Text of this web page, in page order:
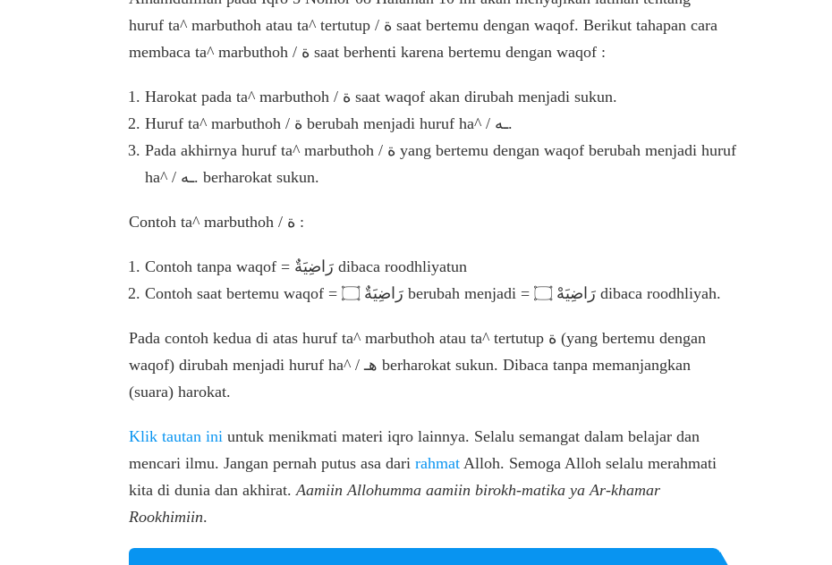
huruf ta^ marbuthoh atau ta^ tertutup / ة saat bertemu dengan waqof. Berikut tahapan cara
membaca ta^ marbuthoh / ة saat berhenti karena bertemu dengan waqof :
Harokat pada ta^ marbuthoh / ة saat waqof akan dirubah menjadi sukun.
Huruf ta^ marbuthoh / ة berubah menjadi huruf ha^ / ـه.
Pada akhirnya huruf ta^ marbuthoh / ة yang bertemu dengan waqof berubah menjadi huruf
ha^ / ـه. berharokat sukun.
Contoh ta^ marbuthoh / ة :
Contoh tanpa waqof = رَاضِيَةٌ dibaca roodhliyatun
Contoh saat bertemu waqof = رَاضِيَةٌ ۝ berubah menjadi = رَاضِيَهْ ۝ dibaca roodhliyah.
Pada contoh kedua di atas huruf ta^ marbuthoh atau ta^ tertutup ة (yang bertemu dengan
waqof) dirubah menjadi huruf ha^ / هـ berharokat sukun. Dibaca tanpa memanjangkan
(suara) harokat.
Klik tautan ini untuk menikmati materi iqro lainnya. Selalu semangat dalam belajar dan
mencari ilmu. Jangan pernah putus asa dari rahmat Alloh. Semoga Alloh selalu merahmati
kita di dunia dan akhirat.Aamiin Allohumma aamiin birokh-matika ya Ar-khamar
Rookhimiin.